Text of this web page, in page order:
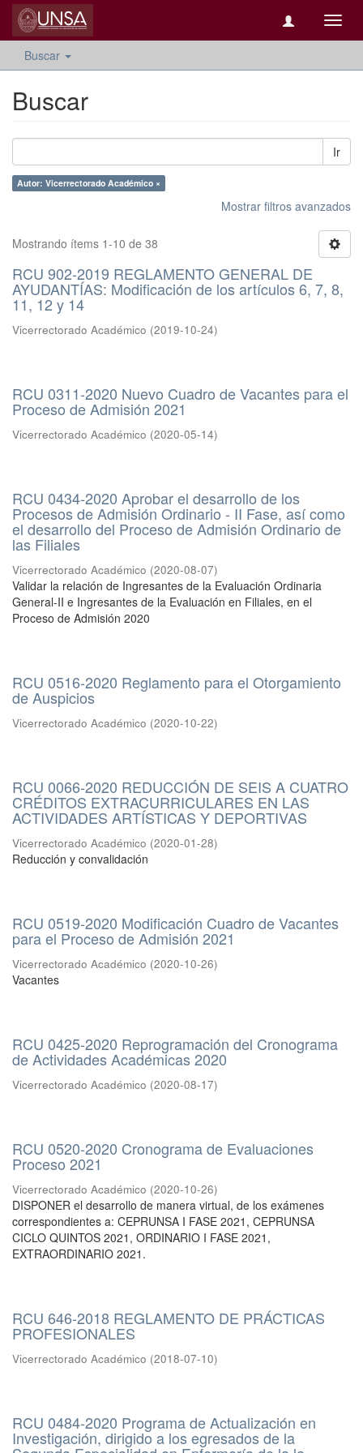
Buscar
Buscar
Ir
Autor: Vicerrectorado Académico ×
Mostrar filtros avanzados
Mostrando ítems 1-10 de 38
RCU 902-2019 REGLAMENTO GENERAL DE
AYUDANTÍAS: Modificación de los artículos 6, 7, 8,
11, 12 y 14
Vicerrectorado Académico (2019-10-24)
RCU 0311-2020 Nuevo Cuadro de Vacantes para el
Proceso de Admisión 2021
Vicerrectorado Académico (2020-05-14)
RCU 0434-2020 Aprobar el desarrollo de los
Procesos de Admisión Ordinario - II Fase, así como
el desarrollo del Proceso de Admisión Ordinario de
las Filiales
Vicerrectorado Académico (2020-08-07)
Validar la relación de Ingresantes de la Evaluación Ordinaria
General-II e Ingresantes de la Evaluación en Filiales, en el
Proceso de Admisión 2020
RCU 0516-2020 Reglamento para el Otorgamiento
de Auspicios
Vicerrectorado Académico (2020-10-22)
RCU 0066-2020 REDUCCIÓN DE SEIS A CUATRO
CRÉDITOS EXTRACURRICULARES EN LAS
ACTIVIDADES ARTÍSTICAS Y DEPORTIVAS
Vicerrectorado Académico (2020-01-28)
Reducción y convalidación
RCU 0519-2020 Modificación Cuadro de Vacantes
para el Proceso de Admisión 2021
Vicerrectorado Académico (2020-10-26)
Vacantes
RCU 0425-2020 Reprogramación del Cronograma
de Actividades Académicas 2020
Vicerrectorado Académico (2020-08-17)
RCU 0520-2020 Cronograma de Evaluaciones
Proceso 2021
Vicerrectorado Académico (2020-10-26)
DISPONER el desarrollo de manera virtual, de los exámenes
correspondientes a: CEPRUNSA I FASE 2021, CEPRUNSA
CICLO QUINTOS 2021, ORDINARIO I FASE 2021,
EXTRAORDINARIO 2021.
RCU 646-2018 REGLAMENTO DE PRÁCTICAS
PROFESIONALES
Vicerrectorado Académico (2018-07-10)
RCU 0484-2020 Programa de Actualización en
Investigación, dirigido a los egresados de la